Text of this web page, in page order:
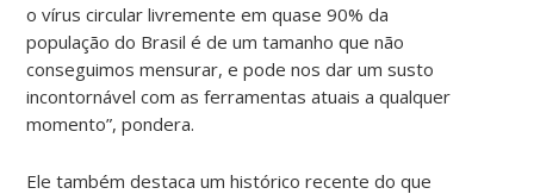
o vírus circular livremente em quase 90% da
população do Brasil é de um tamanho que não
conseguimos mensurar, e pode nos dar um susto
incontornável com as ferramentas atuais a qualquer
momento”, pondera.
Ele também destaca um histórico recente do que